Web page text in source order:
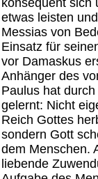
konsequent sich
etwas leisten
Messias von
Einsatz für
vor Damaskus
Anhänger des
Paulus hat
gelernt: Nicht
Reich Gottes
sondern Gott
dem Menschen.
liebende